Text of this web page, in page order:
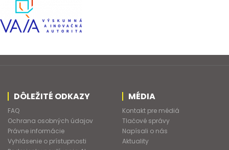
DÔLEŽITÉ ODKAZY
FAQ
Ochrana osobných údajov
Právne informácie
Vyhlásenie o prístupnosti
MÉDIA
Kontakt pre médiá
Tlačové správy
Napísali o nás
Aktuality